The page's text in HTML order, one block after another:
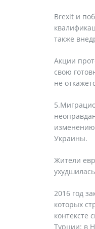
Brexit и
также
Акции
свою
не
Украины.
Жители
2016 год
которых
контексте
Турции: в